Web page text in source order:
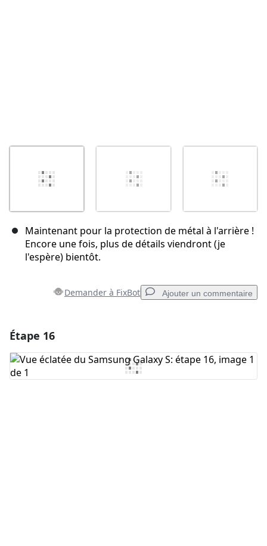
Maintenant pour la protection de métal à l'arrière !
Encore une fois, plus de détails viendront (je
l'espère) bientôt.
Demander à FixBot Ajouter un commentaire
Ajouter un commentaire
Étape 16